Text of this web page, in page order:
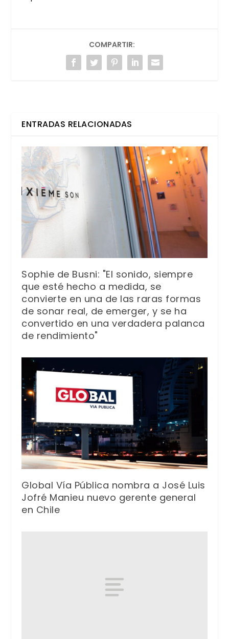
COMPARTIR:
ENTRADAS RELACIONADAS
Sophie de Busni: "El sonido, siempre
que esté hecho a medida, se
convierte en una de las raras formas
de sonar real, de emerger, y se ha
convertido en una verdadera palanca
de rendimiento"
Global Vía Pública nombra a José Luis
Jofré Manieu nuevo gerente general
en Chile